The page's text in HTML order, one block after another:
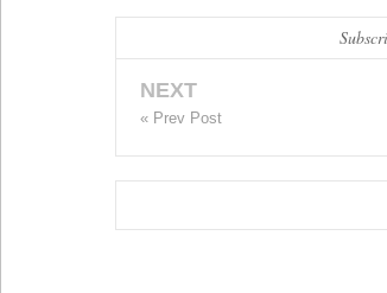
NEXT
« Prev Post